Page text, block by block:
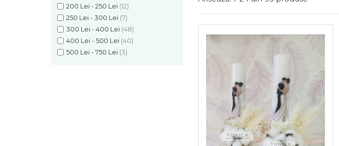
200 Lei - 250 Lei (12)
250 Lei - 300 Lei (7)
300 Lei - 400 Lei (48)
400 Lei - 500 Lei (40)
500 Lei - 750 Lei (3)